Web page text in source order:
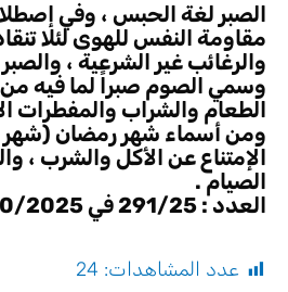
الصبر لغة الحبس ، وفي
مقاومة النفس للهوى لئلا
والرغائب غير الشرعية ،
وسمي الصوم صبراً لما فيه
الطعام والشراب والمفطرات
ومن أسماء شهر رمضان (شهر
الإمتناع عن الأكل والشرب ،
الصيام .
العدد : 291/25 في 21/10/2025
عدد المشاهدات: 24